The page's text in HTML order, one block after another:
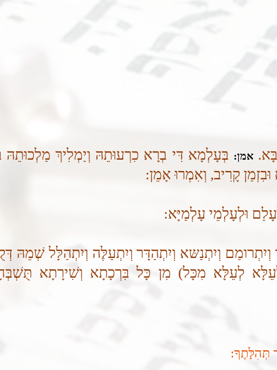
אמן: בְּעָלְמָא דִּי בְרָא כִרְעוּתֵהּ וְיַמְלִיךְ מַלְכוּתֵהּ
קָרִיב, וְאִמְרוּ אָמֵן:
וּלְעָלְמֵי עָלְמַיָּא:
וְיִתְרומַם וְיִתְנַשּא וְיִתְהַדָּר וְיִתְעַלֶּה וְיִתְהַלָּל שְׁמֵהּ
לְעֵלָּא מִכָּל) מִן כָּל בִּרְכָתָא וְשִׁירָתָא
תְּהִלָּתֶךָ: